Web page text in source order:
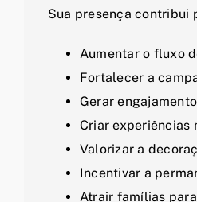
Sua presença contribui
Aumentar o fluxo
Fortalecer a
Gerar
Criar experiências
Valorizar a
Incentivar a
Atrair famílias